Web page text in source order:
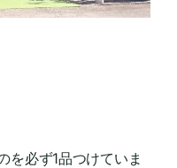
を必ず1品つけていま